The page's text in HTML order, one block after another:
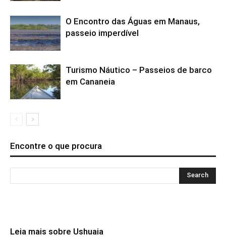
O Encontro das Águas em Manaus,
passeio imperdível
Turismo Náutico – Passeios de barco
em Cananeia
Encontre o que procura
Leia mais sobre Ushuaia